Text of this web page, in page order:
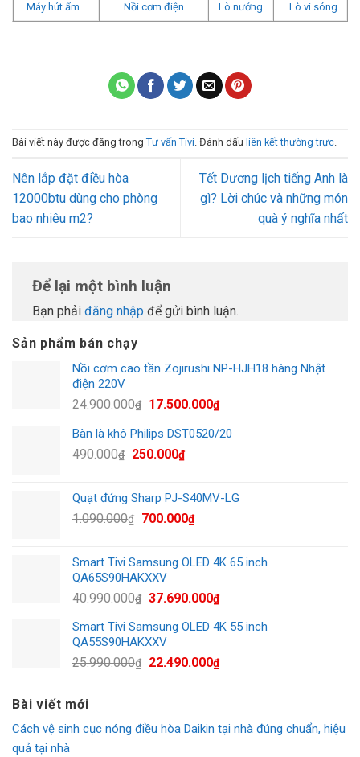
Sản phẩm bán chạy
Nồi cơm cao tần Zojirushi NP-HJH18 hàng Nhật
điện 220V
24.900.000₫
Giá
là:
24.900.000₫.
17.500.000₫Giá
tại
Bàn là khô Philips DST0520/20
490.000₫
Giá
490.000₫.
250.000₫Giá
là:
250.000₫.
Quạt đứng Sharp PJ-S40MV-LG
1.090.000₫
Giá
1.090.000₫.
700.000₫Giá
là:
Smart Tivi Samsung OLED 4K 65 inch
QA65S90HAKXXV
40.990.000₫ Giá
là:
40.990.000₫.
37.690.000₫Giá
tại
37.690.000₫.
Smart Tivi Samsung OLED 4K 55 inch
QA55S90HAKXXV
25.990.000₫
Giá
22.490.000₫Giá
22.490.000₫.
Bài viết mới
Cách vệ sinh cục nóng điều hòa Daikin tại nhà đúng chuẩn, hiệu
quả tại nhà
Máy hút ẩm Nồi cơm điện Lò nướng Lò vi sóng
Bài viết này được đăng trong Tư vấn Tivi. Đánh dấu liên kết thường trực.
Nên lắp đặt điều hòa
12000btu dùng cho phòng
bao nhiêu m2?
Tết Dương lịch tiếng Anh là
gì? Lời chúc và những món
quà ý nghĩa nhất
Để lại một bình luận
Bạn phải đăng nhập để gửi bình luận.